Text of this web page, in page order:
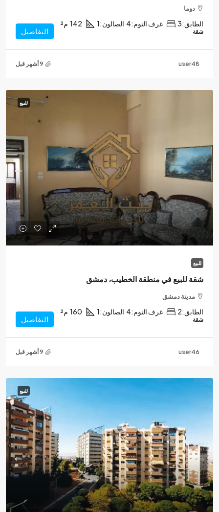
دوما
الطابق:3 غرف النوم:4 الصالون:1
142 م²
شقة التفاصيل
user48
للبيع
185,000$
للبيع
شقة للبيع في منطقة الخطيب، دمشق
مدينة دمشق
الطابق:2 غرف النوم:4 الصالون:1
160 م²
شقة التفاصيل
user46
للبيع